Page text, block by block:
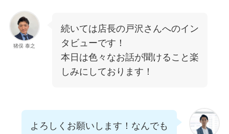
猪俣 泰之
続いては店長の戸沢さんへのイン
タビューです！
本日は色々なお話が聞けること楽
しみにしております！
よろしくお願いします！なんでも